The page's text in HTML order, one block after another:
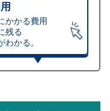
かかる費用
残る
わかる。
ーション
ュレーター
出され、手元に残る